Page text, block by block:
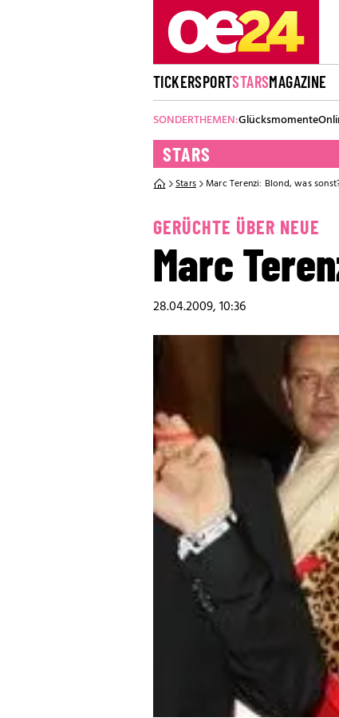
TICKERSPORTSTARSMAGAZINE
SONDERTHEMEN:Glücksmomente
STARS
Stars Marc Terenzi: Blond, was
GERÜCHTE ÜBER NEUE
Marc
28.04.2009, 10:36